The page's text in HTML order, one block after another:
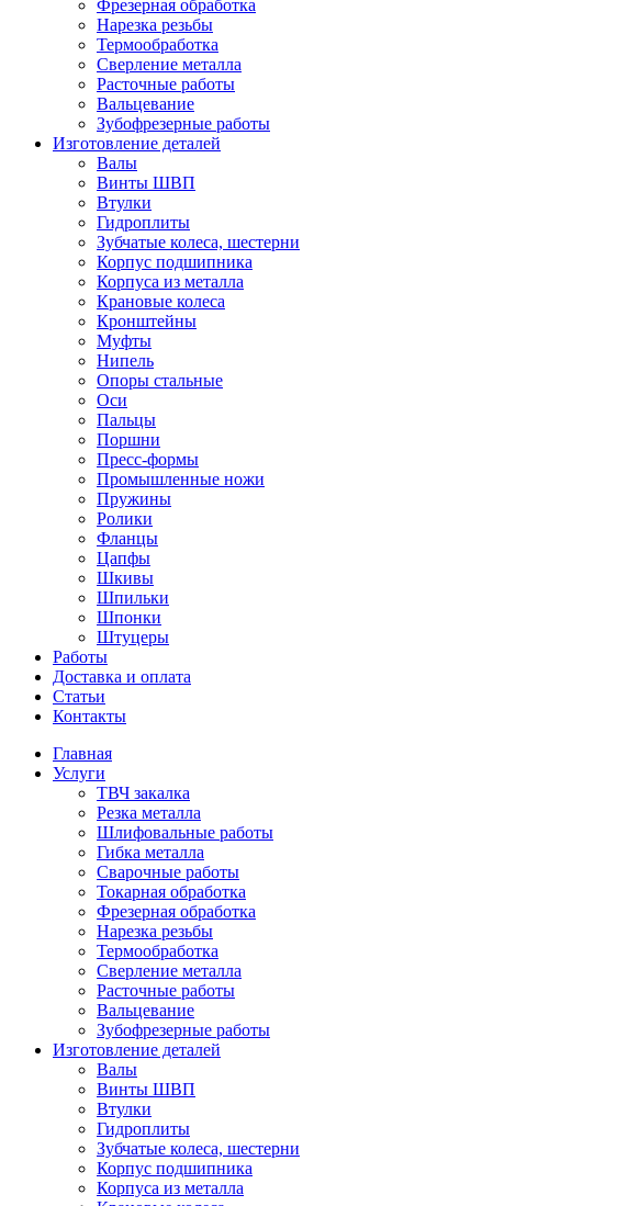
Фрезерная обработка
Нарезка резьбы
Термообработка
Сверление металла
Расточные работы
Вальцевание
Зубофрезерные работы
Изготовление деталей
Валы
Винты ШВП
Втулки
Гидроплиты
Зубчатые колеса, шестерни
Корпус подшипника
Корпуса из металла
Крановые колеса
Кронштейны
Муфты
Нипель
Опоры стальные
Оси
Пальцы
Поршни
Пресс-формы
Промышленные ножи
Пружины
Ролики
Фланцы
Цапфы
Шкивы
Шпильки
Шпонки
Штуцеры
Работы
Доставка и оплата
Статьи
Контакты
Главная
Услуги
ТВЧ закалка
Резка металла
Шлифовальные работы
Гибка металла
Сварочные работы
Токарная обработка
Фрезерная обработка
Нарезка резьбы
Термообработка
Сверление металла
Расточные работы
Вальцевание
Зубофрезерные работы
Изготовление деталей
Валы
Винты ШВП
Втулки
Гидроплиты
Зубчатые колеса, шестерни
Корпус подшипника
Корпуса из металла